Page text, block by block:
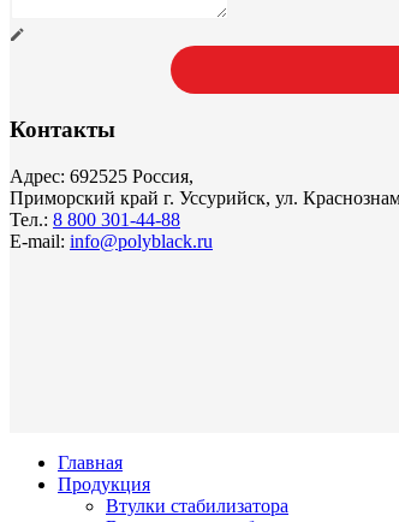
Контакты
Адрес: 692525 Россия,
Приморский край г. Уссурийск, ул.
Тел.: 8 800 301-44-88
E-mail: info@polyblack.ru
Главная
Продукция
Втулки стабилизатора